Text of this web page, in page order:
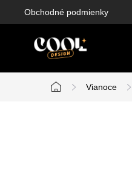
Obchodné podmienky
Domov
Vianoce